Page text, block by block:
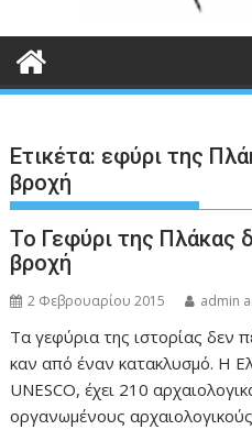
Ετικέτα: εφύρι της
βροχή
Το Γεφύρι της Πλάκας
βροχή
2 Φεβρουαρίου 2015 admin
Τα γεφύρια της ιστορίας δεν
καν από έναν κατακλυσμό. Η
UNESCO, έχει 210
οργανωμένους